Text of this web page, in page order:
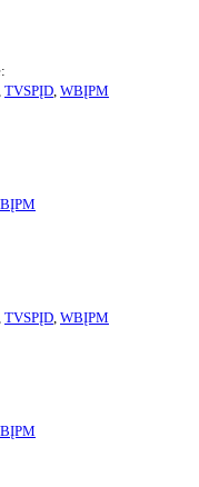
TVSPĮD, WBĮPM
TVSPĮD, WBĮPM